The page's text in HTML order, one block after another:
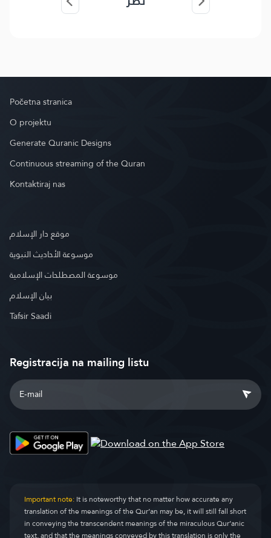
Početna stranica
O projektu
Generate Quranic Designs
Continuous streaming of the Quran
Kontaktiraj nas
موقع دار الإسلام
موسوعة الأحاديث النبوية
موسوعة المصطلحات الإسلامية
بيان الإسلام
Tafsir Saadi
Registracija na mailing listu
Important note:It is noteworthy that no matter how accurate any
translation of the meanings of the Qur’an may be, it will still fall short
in conveying the transcendent meanings of the miraculous Qur’anic